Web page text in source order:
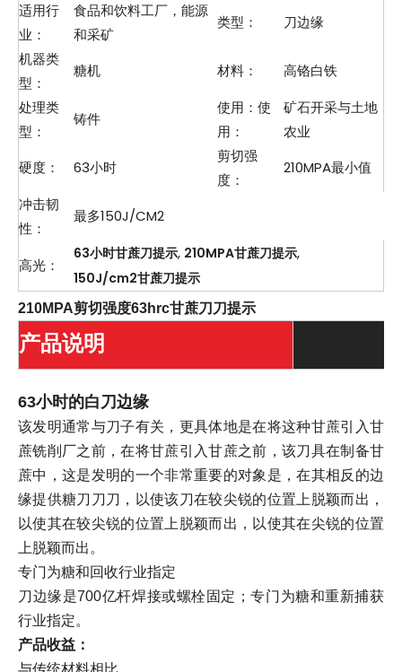
适用行
业：
食品和饮料工厂，能源
和采矿
类型：
刀边缘
机器类
型：
糖机 材料：
高铬白铁
处理类
型：
铸件
使用：使
用：
矿石开采与土地
农业
硬度：
63小时
剪切强
度：
210MPA最小值
冲击韧
性：
最多150J/CM2
高光：
63小时甘蔗刀提示, 210MPA甘蔗刀提示,
150J/cm2甘蔗刀提示
210MPA剪切强度63hrc甘蔗刀刀提示
产品说明
63小时的白刀边缘
该发明通常与刀子有关，更具体地是在将这种甘蔗引入甘
蔗铣削厂之前，在将甘蔗引入甘蔗之前，该刀具在制备甘
蔗中，这是发明的一个非常重要的对象是，在其相反的边
缘提供糖刀刀刀，以使该刀在较尖锐的位置上脱颖而出，
以使其在较尖锐的位置上脱颖而出，以使其在尖锐的位置
上脱颖而出。
专门为糖和回收行业指定
刀边缘是700亿杆焊接或螺栓固定；专门为糖和重新捕获
行业指定。
产品收益：